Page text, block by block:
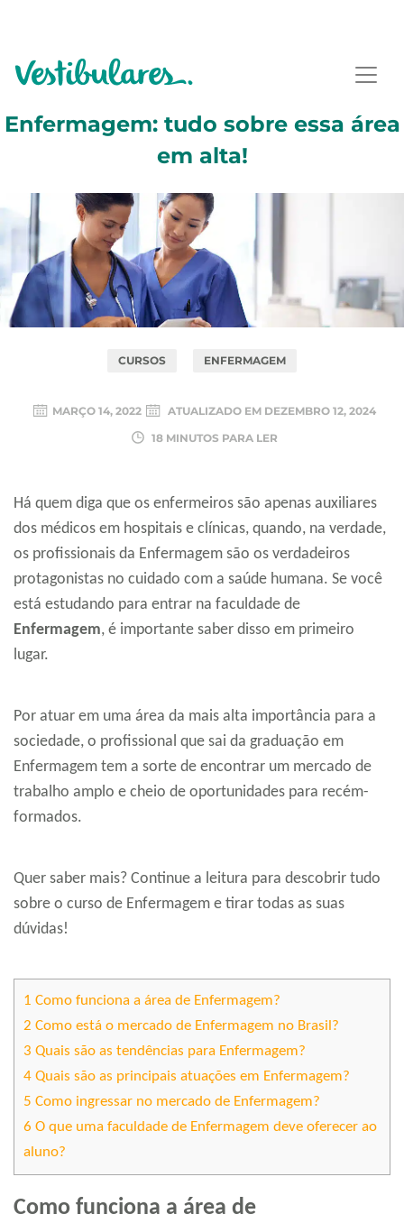
Enfermagem: tudo sobre essa área
em alta!
CURSOS ENFERMAGEM
MARÇO 14, 2022 ATUALIZADO EM DEZEMBRO 12, 2024
18 MINUTOS PARA LER
Há quem diga que os enfermeiros são apenas auxiliares
dos médicos em hospitais e clínicas, quando, na verdade,
os profissionais da Enfermagem são os verdadeiros
protagonistas no cuidado com a saúde humana. Se você
está estudando para entrar na faculdade de
Enfermagem, é importante saber disso em primeiro
lugar.
Por atuar em uma área da mais alta importância para a
sociedade, o profissional que sai da graduação em
Enfermagem tem a sorte de encontrar um mercado de
trabalho amplo e cheio de oportunidades para recém-
formados.
Quer saber mais? Continue a leitura para descobrir tudo
sobre o curso de Enfermagem e tirar todas as suas
dúvidas!
1 Como funciona a área de Enfermagem?
2 Como está o mercado de Enfermagem no Brasil?
3 Quais são as tendências para Enfermagem?
4 Quais são as principais atuações em Enfermagem?
5 Como ingressar no mercado de Enfermagem?
6 O que uma faculdade de Enfermagem deve oferecer ao
aluno?
Como funciona a área de